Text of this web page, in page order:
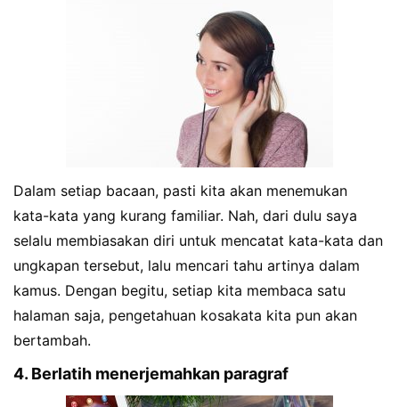
Dalam setiap bacaan, pasti kita akan menemukan
kata-kata yang kurang familiar. Nah, dari dulu saya
selalu membiasakan diri untuk mencatat kata-kata dan
ungkapan tersebut, lalu mencari tahu artinya dalam
kamus. Dengan begitu, setiap kita membaca satu
halaman saja, pengetahuan kosakata kita pun akan
bertambah.
4. Berlatih menerjemahkan paragraf